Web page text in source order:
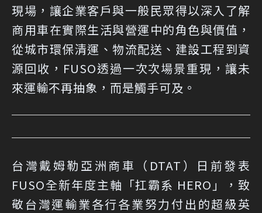
現場，讓企業客戶與一般民眾得以深入了解
商用車在實際生活與營運中的角色與價值，
從城市環保清運、物流配送、建設工程到資
源回收，FUSO透過一次次場景重現，讓未
來運輸不再抽象，而是觸手可及。
台灣戴姆勒亞洲商車（DTAT）日前發表
FUSO全新年度主軸「扛霸系 HERO」，致
敬台灣運輸業各行各業努力付出的超級英